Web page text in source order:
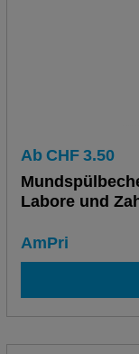
Ab CHF 3.50
Labore und
AmPri